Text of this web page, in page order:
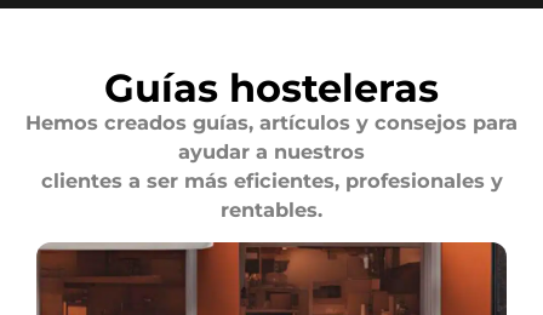
Guías hosteleras
Hemos creados guías, artículos y consejos para
ayudar a nuestros
clientes a ser más eficientes, profesionales y
rentables.